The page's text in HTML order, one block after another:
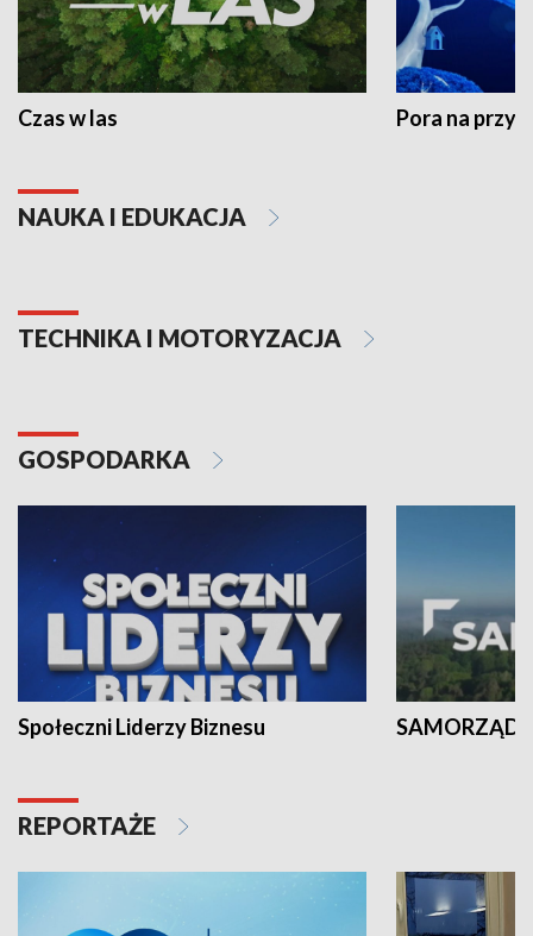
Czas w las Pora na
NAUKA I EDUKACJA
TECHNIKA I MOTORYZACJA
GOSPODARKA
Społeczni Liderzy Biznesu SAMORZĄD
REPORTAŻE